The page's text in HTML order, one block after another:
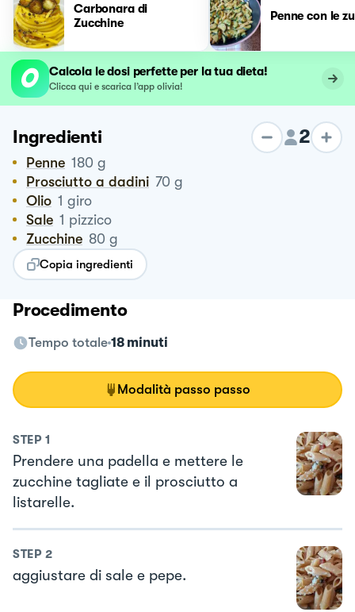
Carbonara di
Zucchine
Penne con le
Calcola le dosi perfette per la tua dieta!
Clicca qui e scarica l’app olivia!
Ingredienti 2
Penne 180 g
Prosciutto a dadini 70 g
Olio 1 giro
Sale 1 pizzico
Zucchine 80 g
Copia ingredienti
Procedimento
Tempo totale 18 minuti
Modalità passo passo
STEP 1
Prendere una padella e mettere le
zucchine tagliate e il prosciutto a
listarelle.
STEP 2
aggiustare di sale e pepe.